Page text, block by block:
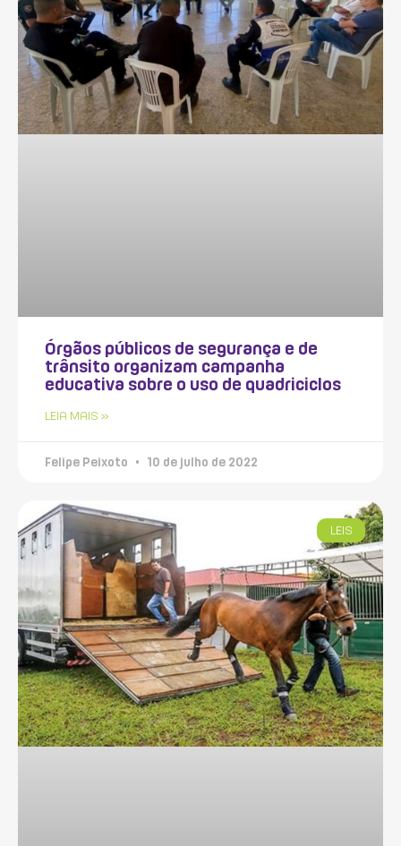
Órgãos públicos de segurança e de
trânsito organizam campanha
educativa sobre o uso de quadriciclos
LEIA MAIS »
Felipe Peixoto 10 de julho de 2022
LEIS